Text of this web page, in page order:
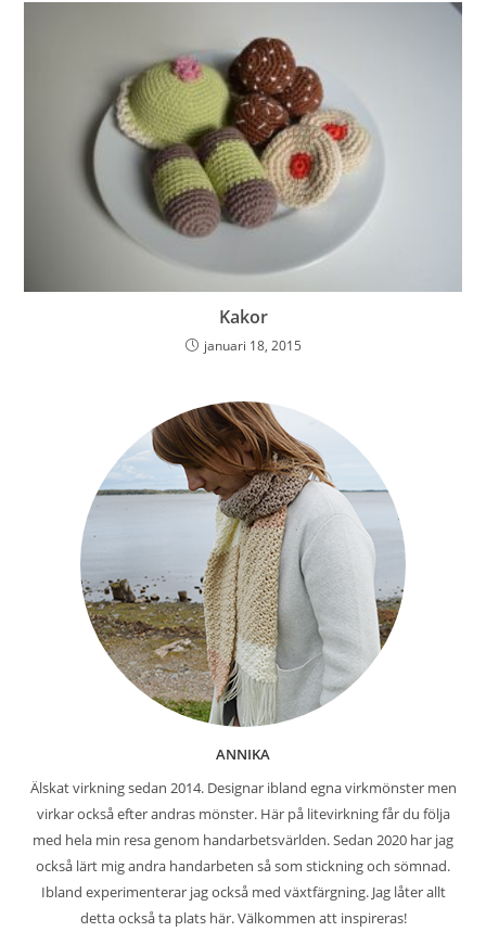
Kakor
januari 18, 2015
ANNIKA
Älskat virkning sedan 2014. Designar ibland egna virkmönster men
virkar också efter andras mönster. Här på litevirkning får du följa
med hela min resa genom handarbetsvärlden. Sedan 2020 har jag
också lärt mig andra handarbeten så som stickning och sömnad.
Ibland experimenterar jag också med växtfärgning. Jag låter allt
detta också ta plats här. Välkommen att inspireras!